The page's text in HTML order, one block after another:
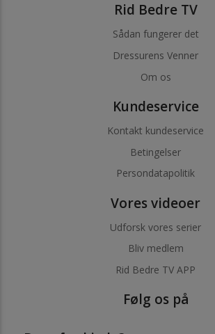
Rid Bedre TV
Sådan fungerer det
Dressurens Venner
Om os
Kundeservice
Kontakt kundeservice
Betingelser
Persondatapolitik
Vores videoer
Udforsk vores serier
Bliv medlem
Rid Bedre TV APP
Følg os på